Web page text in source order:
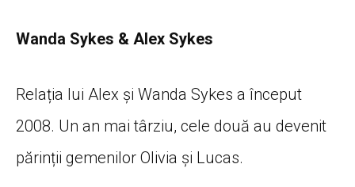
Wanda Sykes & Alex Sykes
Relația lui Alex și Wanda Sykes a început
2008. Un an mai târziu, cele două au devenit
părinții gemenilor Olivia și Lucas.